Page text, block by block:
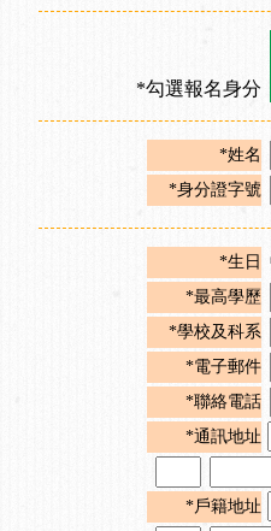
*勾選報名身分
*姓名
*身分證字號
*生日
*最高學歷
*學校及科系
*電子郵件
*聯絡電話
*通訊地址
*戶籍地址